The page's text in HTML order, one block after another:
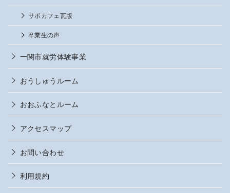
サポカフェ瓦版
卒業生の声
一関市就労体験事業
おうしゅうルーム
おおふなとルーム
アクセスマップ
お問い合わせ
利用規約